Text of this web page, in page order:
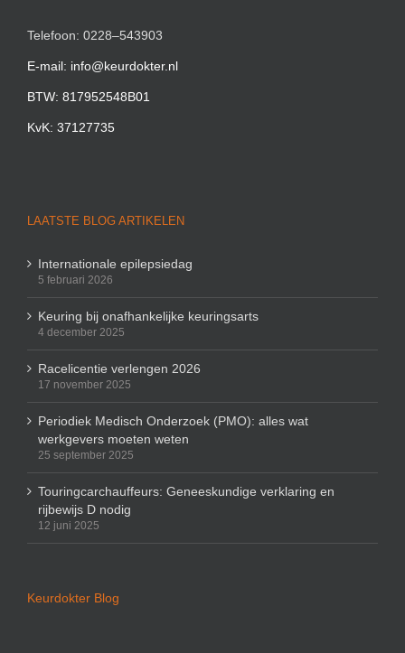
Telefoon: 0228–543903
E-mail: info@keurdokter.nl
BTW: 817952548B01
KvK: 37127735
LAATSTE BLOG ARTIKELEN
Internationale epilepsiedag
5 februari 2026
Keuring bij onafhankelijke keuringsarts
4 december 2025
Racelicentie verlengen 2026
17 november 2025
Periodiek Medisch Onderzoek (PMO): alles wat
werkgevers moeten weten
25 september 2025
Touringcarchauffeurs: Geneeskundige verklaring en
rijbewijs D nodig
12 juni 2025
Keurdokter Blog